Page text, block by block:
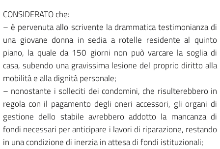
CONSIDERATO che:
– è pervenuta allo scrivente la drammatica testimonianza di
una giovane donna in sedia a rotelle residente al quinto
piano, la quale da 150 giorni non può varcare la soglia di
casa, subendo una gravissima lesione del proprio diritto alla
mobilità e alla dignità personale;
– nonostante i solleciti dei condomini, che risulterebbero in
regola con il pagamento degli oneri accessori, gli organi di
gestione dello stabile avrebbero addotto la mancanza di
fondi necessari per anticipare i lavori di riparazione, restando
in una condizione di inerzia in attesa di fondi istituzionali;